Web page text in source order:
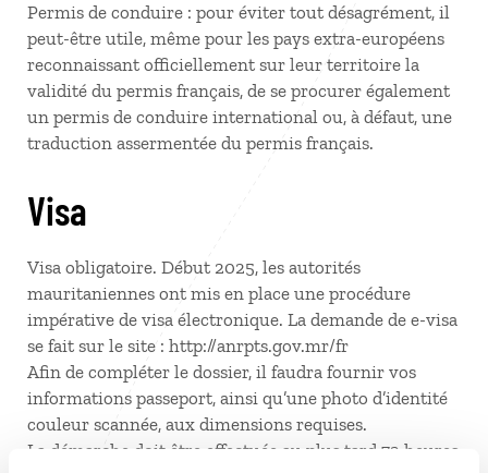
Permis de conduire : pour éviter tout désagrément, il
peut-être utile, même pour les pays extra-européens
reconnaissant officiellement sur leur territoire la
validité du permis français, de se procurer également
un permis de conduire international ou, à défaut, une
traduction assermentée du permis français.
Visa
Visa obligatoire. Début 2025, les autorités
mauritaniennes ont mis en place une procédure
impérative de visa électronique. La demande de e-visa
se fait sur le site : http://anrpts.gov.mr/fr
Afin de compléter le dossier, il faudra fournir vos
informations passeport, ainsi qu’une photo d’identité
couleur scannée, aux dimensions requises.
La démarche doit être effectuée au plus tard 72 heures